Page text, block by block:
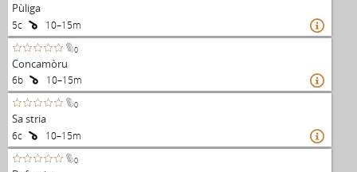
Pùliga
5c 10–15m 
0
Concamòru
6b 10–15m 
0
Sa stria
6c 10–15m 
0